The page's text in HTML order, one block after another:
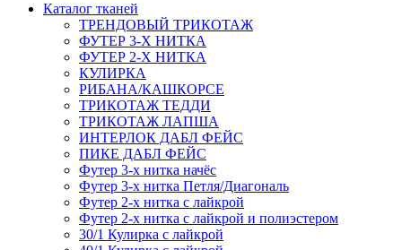
Каталог тканей
ТРЕНДОВЫЙ ТРИКОТАЖ
ФУТЕР 3-Х НИТКА
ФУТЕР 2-Х НИТКА
КУЛИРКА
РИБАНА/КАШКОРСЕ
ТРИКОТАЖ ТЕДДИ
ТРИКОТАЖ ЛАПША
ИНТЕРЛОК ДАБЛ ФЕЙС
ПИКЕ ДАБЛ ФЕЙС
Футер 3-х нитка начёс
Футер 3-х нитка Петля/Диагональ
Футер 2-х нитка с лайкрой
Футер 2-х нитка с лайкрой и полиэстером
30/1 Кулирка с лайкрой